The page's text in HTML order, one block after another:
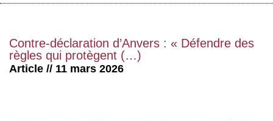
Contre-déclaration d’Anvers : « Défendre des
règles qui protègent (…)
Article // 11 mars 2026